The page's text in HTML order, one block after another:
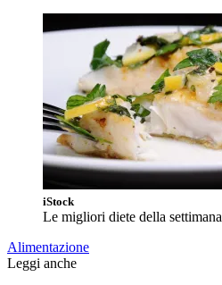
iStock
Le migliori diete della settimana
Alimentazione
Leggi anche